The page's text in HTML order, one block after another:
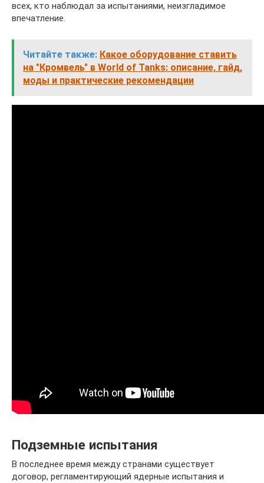
всех, кто наблюдал за испытаниями, неизгладимое
впечатление.
Читайте также: Какое оборудование ставить
на "Кромвель" в World of Tanks: описание, гайд,
моды и практические рекомендации
Подземные испытания
В последнее время между странами существует
договор, регламентирующий ядерные испытания и